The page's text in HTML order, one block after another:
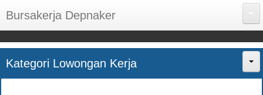
Bursakerja Depnaker
About Me
Disclaimer
Kategori Lowongan Kerja